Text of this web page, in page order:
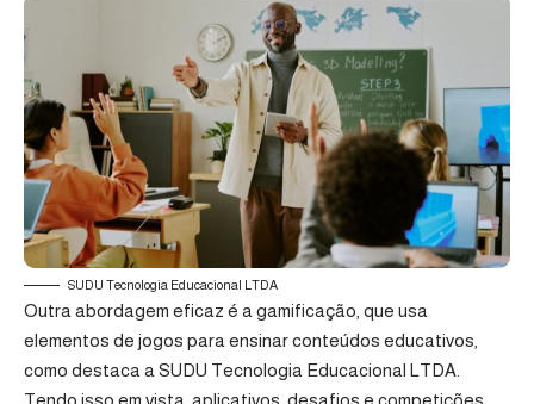
SUDU Tecnologia Educacional LTDA
Outra abordagem eficaz é a gamificação, que usa
elementos de jogos para ensinar conteúdos educativos,
como destaca a SUDU Tecnologia Educacional LTDA.
Tendo isso em vista, aplicativos, desafios e competições